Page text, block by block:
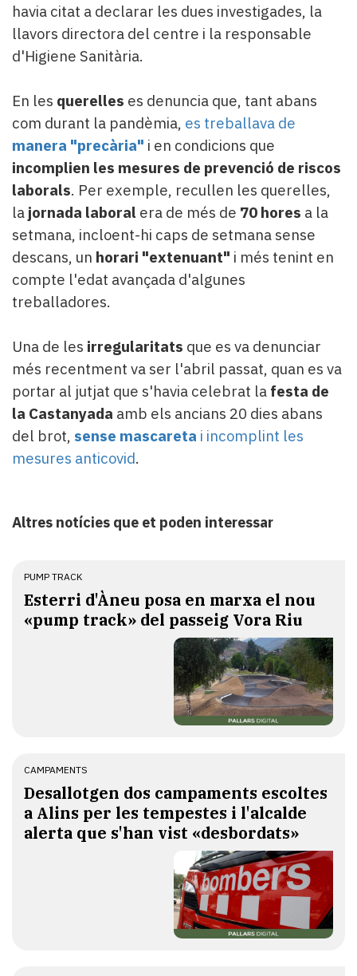
havia citat a declarar les dues investigades, la
llavors directora del centre i la responsable
d'Higiene Sanitària.
En les querelles es denuncia que, tant abans
com durant la pandèmia, es treballava de
manera "precària" i en condicions que
incomplien les mesures de prevenció de riscos
laborals. Per exemple, recullen les querelles,
la jornada laboral era de més de 70 hores a la
setmana, incloent-hi caps de setmana sense
descans, un horari "extenuant" i més tenint en
compte l'edat avançada d'algunes
treballadores.
Una de les irregularitats que es va denunciar
més recentment va ser l'abril passat, quan es va
portar al jutjat que s'havia celebrat la festa de
la Castanyada amb els ancians 20 dies abans
del brot, sense mascareta i incomplint les
mesures anticovid.
Altres notícies que et poden interessar
PUMP TRACK
Esterri d'Àneu posa en marxa el nou
«pump track» del passeig Vora Riu
CAMPAMENTS
​Desallotgen dos campaments escoltes
a Alins per les tempestes i l'alcalde
alerta que s'han vist «desbordats»